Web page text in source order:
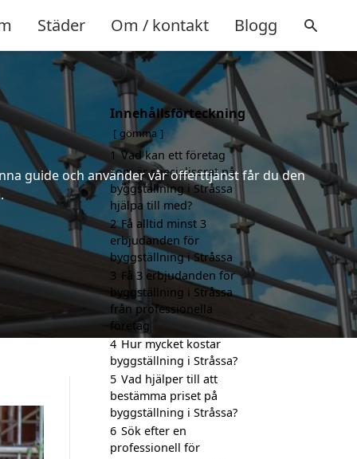
Städer Om / kontakt Blogg
guide och använder vår offerttjänst får du den
Innehållsförteckning
gömma
1 Vad kan ett företag
som är specialiserat på
byggställning i Stråssa
hjälpa till med?
2 Få alltid minst 3
erbjudanden för
byggställning i Stråssa
3 Få 3 erbjudanden för
byggställning i Stråssa
från professionella
företag
4 Hur mycket kostar
byggställning i Stråssa?
5 Vad hjälper till att
bestämma priset på
byggställning i Stråssa?
6 Sök efter en
professionell för